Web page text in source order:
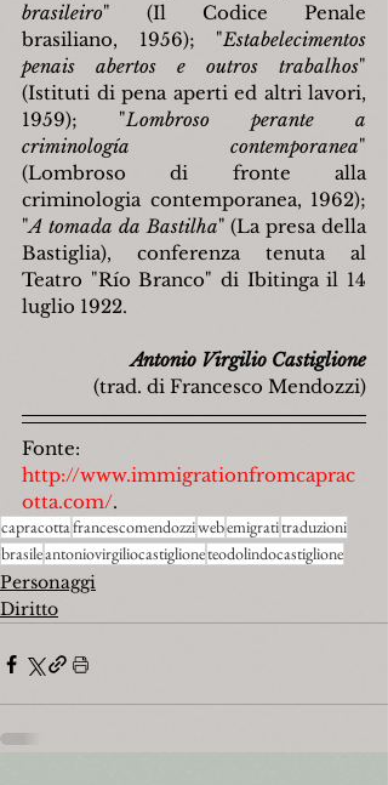
brasileiro" (Il Codice Penale
brasiliano, 1956); "Estabelecimentos
penais abertos e outros trabalhos"
(Istituti di pena aperti ed altri lavori,
1959); "Lombroso perante a
criminología contemporanea"
(Lombroso di fronte alla
criminologia contemporanea, 1962);
"A tomada da Bastilha" (La presa della
Bastiglia), conferenza tenuta al
Teatro "Río Branco" di Ibitinga il 14
luglio 1922.
Antonio Virgilio Castiglione
(trad. di Francesco Mendozzi)
Fonte:
http://www.immigrationfromcaprac
otta.com/.
capracottafrancescomendozziwebemigratitraduzioni
brasileantoniovirgiliocastiglioneteodolindocastiglione
Personaggi
Diritto